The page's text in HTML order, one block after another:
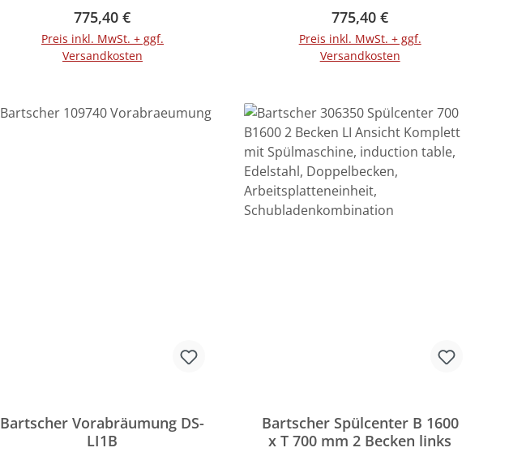
Regulärer Preis:
775,40 €
Preis inkl. MwSt. + ggf.
Versandkosten
Regulärer Preis:
775,40 €
Preis inkl. MwSt. + ggf.
Versandkosten
Bartscher Vorabräumung DS-
LI1B
Bartscher Spülcenter B 1600
x T 700 mm 2 Becken links